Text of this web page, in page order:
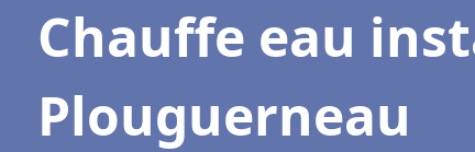
Chauffe eau
Plouguerneau